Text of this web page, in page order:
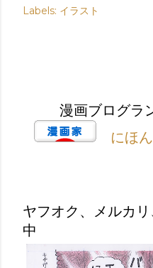
Labels: イラスト
漫画ブログ
にほ
ヤフオク、メルカ
中